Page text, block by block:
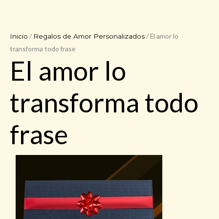
Inicio / Regalos de Amor Personalizados/ El amor lo
transforma todo frase
El amor lo
transforma todo
frase